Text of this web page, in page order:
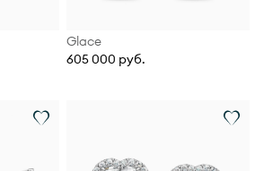
Glace
605 000 руб.